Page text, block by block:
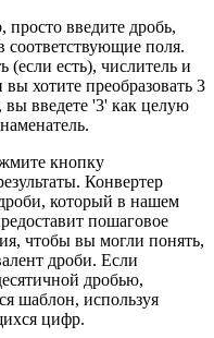
просто введите дробь,
соответствующие поля.
(если есть), числитель и
хотите преобразовать 3
вы введете '3' как целую
кнопку
Конвертер
который в нашем
пошаговое
чтобы вы могли понять,
дроби. Если
дробью,
шаблон, используя
цифр.